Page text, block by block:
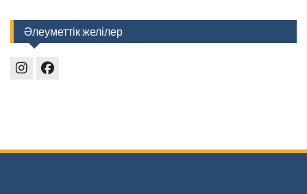
Әлеуметтік желілер